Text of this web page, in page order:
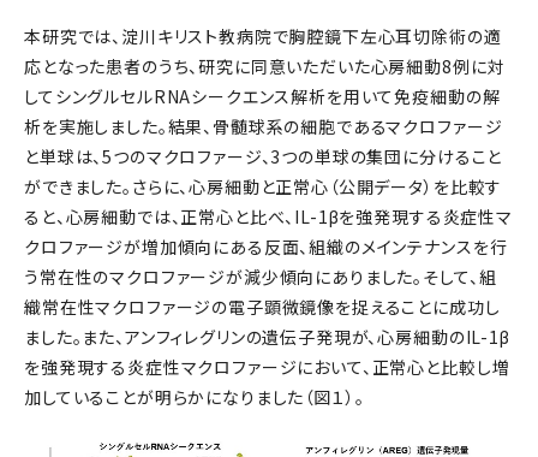
本研究では、淀川キリスト教病院で胸腔鏡下左心耳切除術の適
応となった患者のうち、研究に同意いただいた心房細動8例に対
してシングルセルRNAシークエンス解析を用いて免疫細動の解
析を実施しました。結果、骨髄球系の細胞であるマクロファージ
と単球は、5つのマクロファージ、3つの単球の集団に分けること
ができました。さらに、心房細動と正常心（公開データ）を比較す
ると、心房細動では、正常心と比べ、IL-1βを強発現する炎症性マ
クロファージが増加傾向にある反面、組織のメインテナンスを行
う常在性のマクロファージが減少傾向にありました。そして、組
織常在性マクロファージの電子顕微鏡像を捉えることに成功し
ました。また、アンフィレグリンの遺伝子発現が、心房細動のIL-1β
を強発現する炎症性マクロファージにおいて、正常心と比較し増
加していることが明らかになりました（図１）。